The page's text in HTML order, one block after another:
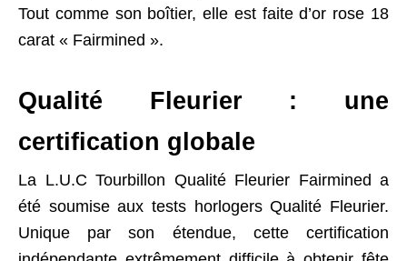
Tout comme son boîtier, elle est faite d’or rose 18
carat « Fairmined ».
Qualité Fleurier : une
certification globale
La L.U.C Tourbillon Qualité Fleurier Fairmined a
été soumise aux tests horlogers Qualité Fleurier.
Unique par son étendue, cette certification